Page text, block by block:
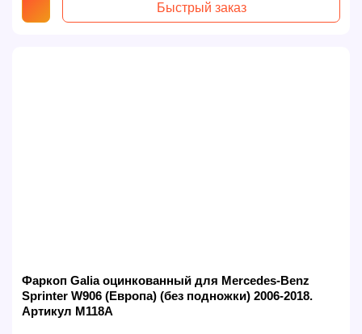
Быстрый заказ
Фаркоп Galia оцинкованный для Mercedes-Benz
Sprinter W906 (Европа) (без подножки) 2006-2018.
Артикул M118A